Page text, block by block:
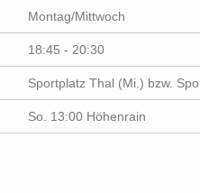
Montag/Mittwoch
18:45 - 20:30
Sportplatz Thal (Mi.) bzw.
So. 13:00 Höhenrain